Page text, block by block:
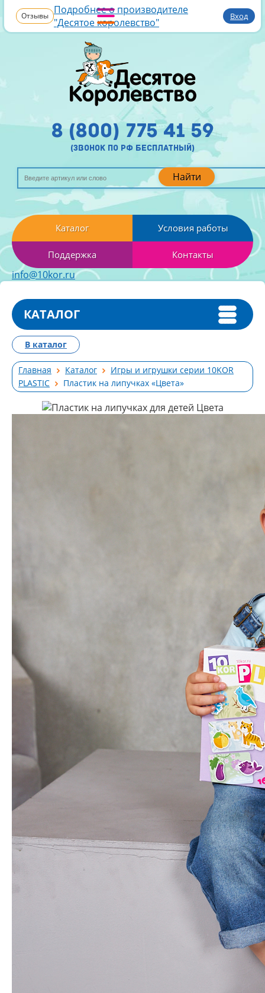
Отзывы Подробнее о производителе
"Десятое королевство"
Вход
Найти
8 (800) 775 41 59
(звонок по рф бесплатный)
Каталог Условия работы
Поддержка Контакты
info@10kor.ru
КАТАЛОГ
Главная Каталог
Игры и игрушки серии 10KOR
PLASTIC
Пластик на липучках «Цвета»
В каталог